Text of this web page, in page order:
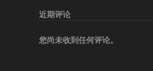
近期评论
您尚未收到任何评论。